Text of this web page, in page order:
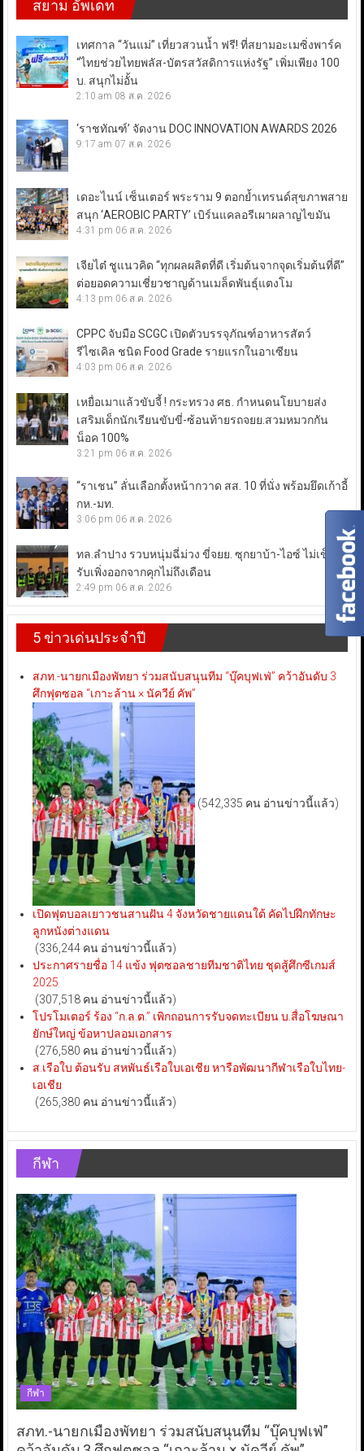
สยาม อัพเดท
เทศกาล “วันแม่” เที่ยวสวนน้ำ ฟรี! ที่สยามอะเมซิ่งพาร์ค
“ไทยช่วยไทยพลัส-บัตรสวัสดิการแห่งรัฐ” เพิ่มเพียง 100
บ. สนุกไม่อั้น
2:10 am 08 ส.ค. 2026
‘ราชทัณฑ์’ จัดงาน DOC INNOVATION AWARDS 2026
9:17 am 07 ส.ค. 2026
เดอะไนน์ เซ็นเตอร์ พระราม 9 ตอกย้ำเทรนด์สุขภาพสาย
สนุก ‘AEROBIC PARTY’ เบิร์นแคลอรีเผาผลาญไขมัน
4:31 pm 06 ส.ค. 2026
เจียไต๋ ชูแนวคิด “ทุกผลผลิตที่ดี เริ่มต้นจากจุดเริ่มต้นที่ดี”
ต่อยอดความเชี่ยวชาญด้านเมล็ดพันธุ์แตงโม
4:13 pm 06 ส.ค. 2026
CPPC จับมือ SCGC เปิดตัวบรรจุภัณฑ์อาหารสัตว์
รีไซเคิล ชนิด Food Grade รายแรกในอาเซียน
4:03 pm 06 ส.ค. 2026
เหยื่อเมาแล้วขับจี้ ! กระทรวง ศธ. กำหนดนโยบายส่ง
เสริมเด็กนักเรียนขับขี่-ซ้อนท้ายรถจยย.สวมหมวกกัน
น็อค 100%
3:21 pm 06 ส.ค. 2026
“ราเชน” ลั่นเลือกตั้งหน้ากวาด สส. 10 ที่นั่ง พร้อมยึดเก้าอี้
กห.-มท.
3:06 pm 06 ส.ค. 2026
ทล.ลำปาง รวบหนุ่มฉี่ม่วง ขี่จยย. ซุกยาบ้า-ไอซ์ ไม่เข็ด!
รับเพิ่งออกจากคุกไม่ถึงเดือน
2:49 pm 06 ส.ค. 2026
5 ข่าวเด่นประจำปี
สภท.-นายกเมืองพัทยา ร่วมสนับสนุนทีม “บุ๊คบุฟเฟ่” คว้าอันดับ 3
ศึกฟุตซอล “เกาะล้าน × นัควีย์ คัพ”
(542,335 คน อ่านข่าวนี้แล้ว)
เปิดฟุตบอลเยาวชนสานฝัน 4 จังหวัดชายแดนใต้ คัดไปฝึกทักษะ
ลูกหนังต่างแดน
(336,244 คน อ่านข่าวนี้แล้ว)
ประกาศรายชื่อ 14 แข้ง ฟุตซอลชายทีมชาติไทย ชุดสู้ศึกซีเกมส์
2025
(307,518 คน อ่านข่าวนี้แล้ว)
โปรโมเตอร์ ร้อง “ก.ล.ต.” เพิกถอนการรับจดทะเบียน บ.สื่อโฆษณา
ยักษ์ใหญ่ ข้อหาปลอมเอกสาร
(276,580 คน อ่านข่าวนี้แล้ว)
ส.เรือใบ ต้อนรับ สหพันธ์เรือใบเอเชีย หารือพัฒนากีฬาเรือใบไทย-
เอเชีย
(265,380 คน อ่านข่าวนี้แล้ว)
กีฬา
กีฬา
สภท.-นายกเมืองพัทยา ร่วมสนับสนุนทีม “บุ๊คบุฟเฟ่”